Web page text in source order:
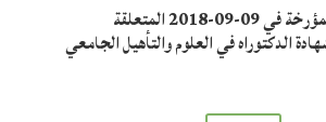
المذكرة رقم 524 المؤرخة في 09-09-2018 المتعلقة
الدكتوراه في العلوم والتأهيل الجامعي